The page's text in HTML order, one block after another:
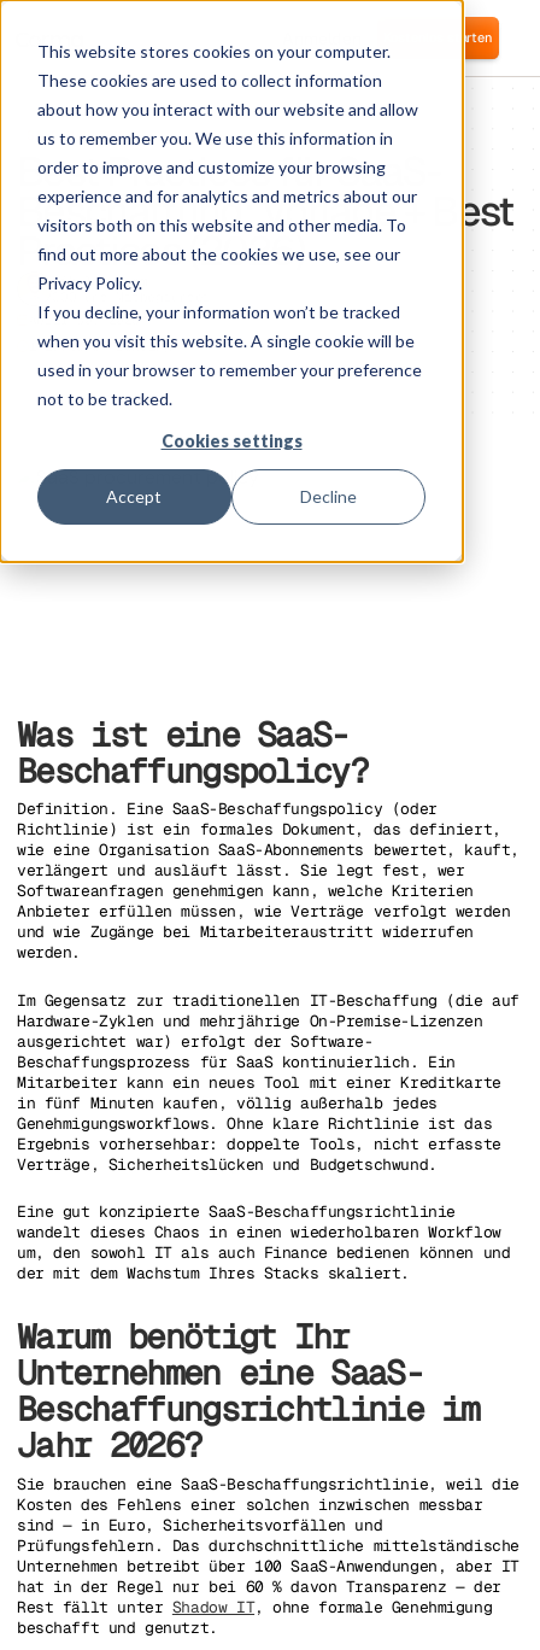
This website stores cookies on your computer.
These cookies are used to collect information
about how you interact with our website and allow
us to remember you. We use this information in
order to improve and customize your browsing
experience and for analytics and metrics about our
visitors both on this website and other media. To
find out more about the cookies we use, see our
Privacy Policy.
If you decline, your information won’t be tracked
when you visit this website. A single cookie will be
used in your browser to remember your preference
not to be tracked.
Cookies settings
Accept Decline
Kostenlos starten
SAAS MANAGEMENT
Best Practices für SaaS-
Beschaffung: Vorlage + Best
Practices (2026)
Nikolai Fomm
COO und Mitbegründer
April 30, 2026
minute of reading
Was ist eine SaaS-
Beschaffungspolicy?
Definition. Eine SaaS-Beschaffungspolicy (oder
Richtlinie) ist ein formales Dokument, das definiert,
wie eine Organisation SaaS-Abonnements bewertet, kauft,
verlängert und ausläuft lässt. Sie legt fest, wer
Softwareanfragen genehmigen kann, welche Kriterien
Anbieter erfüllen müssen, wie Verträge verfolgt werden
und wie Zugänge bei Mitarbeiteraustritt widerrufen
werden.
Im Gegensatz zur traditionellen IT-Beschaffung (die auf
Hardware-Zyklen und mehrjährige On-Premise-Lizenzen
ausgerichtet war) erfolgt der Software-
Beschaffungsprozess für SaaS kontinuierlich. Ein
Mitarbeiter kann ein neues Tool mit einer Kreditkarte
in fünf Minuten kaufen, völlig außerhalb jedes
Genehmigungsworkflows. Ohne klare Richtlinie ist das
Ergebnis vorhersehbar: doppelte Tools, nicht erfasste
Verträge, Sicherheitslücken und Budgetschwund.
Eine gut konzipierte SaaS-Beschaffungsrichtlinie
wandelt dieses Chaos in einen wiederholbaren Workflow
um, den sowohl IT als auch Finance bedienen können und
der mit dem Wachstum Ihres Stacks skaliert.
Warum benötigt Ihr
Unternehmen eine SaaS-
Beschaffungsrichtlinie im
Jahr 2026?
Sie brauchen eine SaaS-Beschaffungsrichtlinie, weil die
Kosten des Fehlens einer solchen inzwischen messbar
sind — in Euro, Sicherheitsvorfällen und
Prüfungsfehlern. Das durchschnittliche mittelständische
Unternehmen betreibt über 100 SaaS-Anwendungen, aber IT
hat in der Regel nur bei 60 % davon Transparenz — der
Rest fällt unter Shadow IT, ohne formale Genehmigung
beschafft und genutzt.